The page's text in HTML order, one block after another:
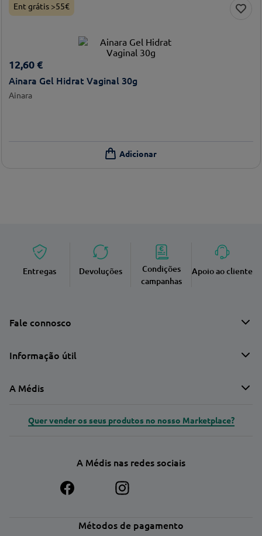
Ent grátis >55€
12,60 €
Ainara Gel Hidrat Vaginal 30g
Ainara
Entregas Devoluções
Condições
campanhas
Apoio ao cliente
Fale connosco
Informação útil
A Médis
Quer vender os seus produtos no nosso Marketplace?
A Médis nas redes sociais
Métodos de pagamento